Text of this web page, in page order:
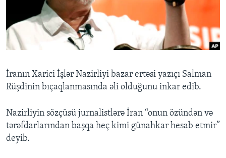
BIZI IZLƏYIN
Dillər
İranın Xarici İşlər Nazirliyi bazar ertəsi yazıçı Salman
Rüşdinin bıçaqlanmasında əli olduğunu inkar edib.
Nazirliyin sözçüsü jurnalistlərə İran “onun özündən və
tərəfdarlarından başqa heç kimi günahkar hesab etmir”
deyib.